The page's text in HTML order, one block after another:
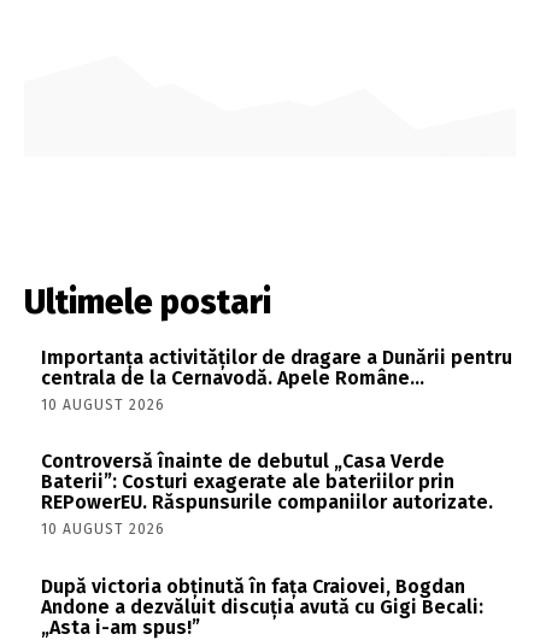
Ultimele postari
Importanța activităților de dragare a Dunării pentru
centrala de la Cernavodă. Apele Române…
10 AUGUST 2026
Controversă înainte de debutul „Casa Verde
Baterii”: Costuri exagerate ale bateriilor prin
REPowerEU. Răspunsurile companiilor autorizate.
10 AUGUST 2026
După victoria obținută în fața Craiovei, Bogdan
Andone a dezvăluit discuția avută cu Gigi Becali:
„Asta i-am spus!”